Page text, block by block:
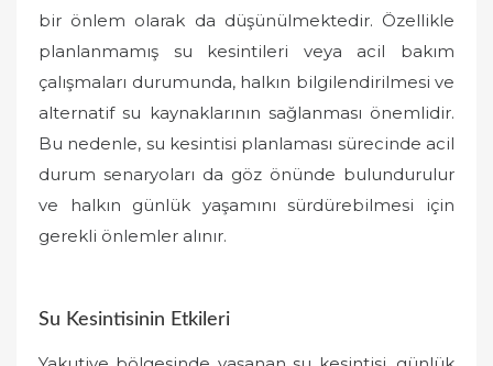
bir önlem olarak da düşünülmektedir. Özellikle
planlanmamış su kesintileri veya acil bakım
çalışmaları durumunda, halkın bilgilendirilmesi ve
alternatif su kaynaklarının sağlanması önemlidir.
Bu nedenle, su kesintisi planlaması sürecinde acil
durum senaryoları da göz önünde bulundurulur
ve halkın günlük yaşamını sürdürebilmesi için
gerekli önlemler alınır.
Su Kesintisinin Etkileri